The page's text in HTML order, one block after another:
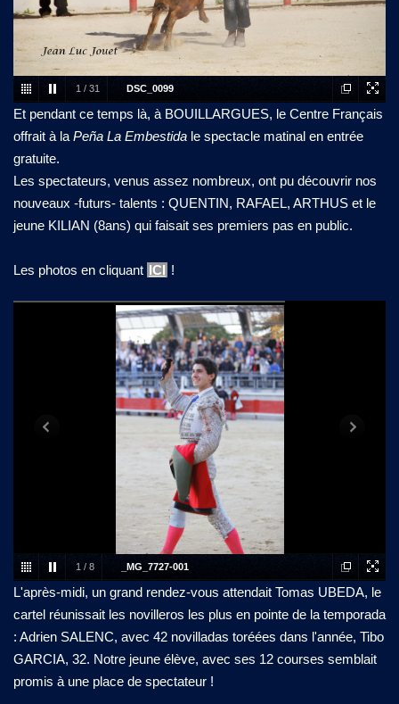
1 / 31 DSC_0099
Et pendant ce temps là, à BOUILLARGUES, le Centre Français
offrait à la Peña La Embestida le spectacle matinal en entrée
gratuite.
Les spectateurs, venus assez nombreux, ont pu découvrir nos
nouveaux -futurs- talents : QUENTIN, RAFAEL, ARTHUS et le
jeune KILIAN (8ans) qui faisait ses premiers pas en public.
Les photos en cliquant ICI !
1 / 8 _MG_7727-001
L'après-midi, un grand rendez-vous attendait Tomas UBEDA, le
cartel réunissait les novilleros les plus en pointe de la temporada
: Adrien SALENC, avec 42 novilladas toréées dans l'année, Tibo
GARCIA, 32. Notre jeune élève, avec ses 12 courses semblait
promis à une place de spectateur !